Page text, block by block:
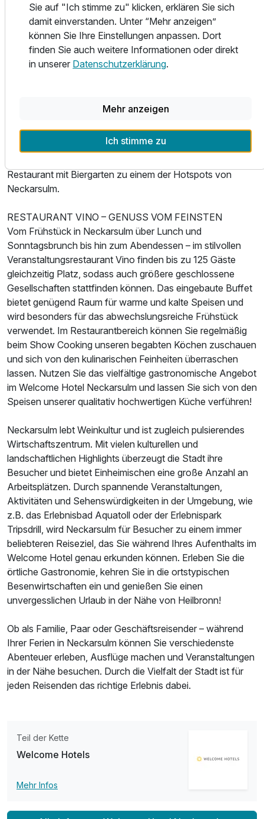
Für 3 Tage p.P. ab 115,00 €
RESTAURANT ALTE POST – BAR UND BIERGARTEN
MIT CHARME
Wie der Name schon verrät, befindet sich das Restaurant
Alte Post in der ehemaligen Postfiliale von Neckarsulm.
Neckarsulm eingebunden. Ein gläsernes Bauelement
verbindet den modernen Hotelteil mit der Gastronomie Alte
Post. Im Restaurant und dem angrenzenden Biergarten
erhalten Sie frisch zubereitete À-la-carte-Gerichte und
Restaurant mit Biergarten zu einem der Hotspots von
Neckarsulm.
RESTAURANT VINO – GENUSS VOM FEINSTEN
Vom Frühstück in Neckarsulm über Lunch und
Sonntagsbrunch bis hin zum Abendessen – im stilvollen
Veranstaltungsrestaurant Vino finden bis zu 125 Gäste
gleichzeitig Platz, sodass auch größere geschlossene
Gesellschaften stattfinden können. Das eingebaute Buffet
bietet genügend Raum für warme und kalte Speisen und
wird besonders für das abwechslungsreiche Frühstück
verwendet. Im Restaurantbereich können Sie regelmäßig
beim Show Cooking unseren begabten Köchen zuschauen
und sich von den kulinarischen Feinheiten überraschen
lassen. Nutzen Sie das vielfältige gastronomische Angebot
im Welcome Hotel Neckarsulm und lassen Sie sich von den
Speisen unserer qualitativ hochwertigen Küche verführen!
Neckarsulm lebt Weinkultur und ist zugleich pulsierendes
Wirtschaftszentrum. Mit vielen kulturellen und
landschaftlichen Highlights überzeugt die Stadt ihre
Besucher und bietet Einheimischen eine große Anzahl an
Arbeitsplätzen. Durch spannende Veranstaltungen,
Aktivitäten und Sehenswürdigkeiten in der Umgebung, wie
z.B. das Erlebnisbad Aquatoll oder der Erlebnispark
Tripsdrill, wird Neckarsulm für Besucher zu einem immer
beliebteren Reiseziel, das Sie während Ihres Aufenthalts im
Welcome Hotel genau erkunden können. Erleben Sie die
örtliche Gastronomie, kehren Sie in die ortstypischen
Besenwirtschaften ein und genießen Sie einen
unvergesslichen Urlaub in der Nähe von Heilbronn!
Ob als Familie, Paar oder Geschäftsreisender – während
Ihrer Ferien in Neckarsulm können Sie verschiedenste
Abenteuer erleben, Ausflüge machen und Veranstaltungen
in der Nähe besuchen. Durch die Vielfalt der Stadt ist für
jeden Reisenden das richtige Erlebnis dabei.
Teil der Kette
Welcome Hotels
Mehr Infos
Sie auf "Ich stimme zu" klicken, erklären Sie sich
damit einverstanden. Unter “Mehr anzeigen”
können Sie Ihre Einstellungen anpassen. Dort
finden Sie auch weitere Informationen oder direkt
in unserer Datenschutzerklärung.
Mehr anzeigen
Ich stimme zu